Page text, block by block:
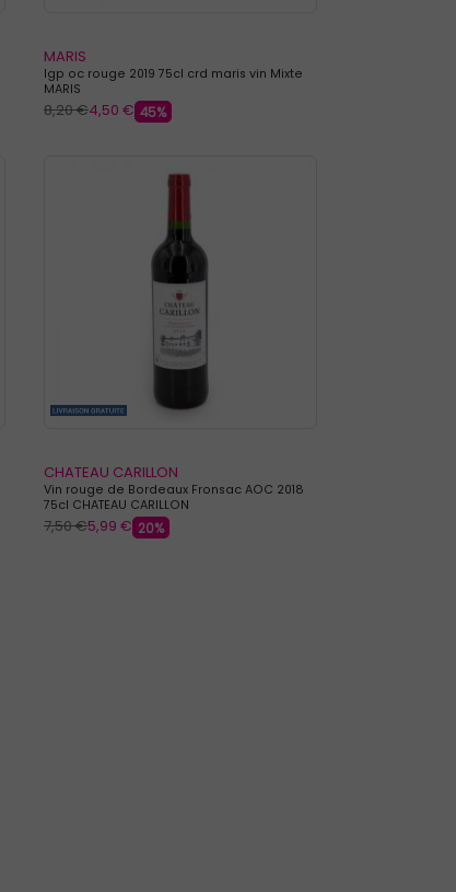
MARIS
Igp oc rouge 2019 75cl crd maris vin Mixte
MARIS
8,20 €4,50 € 45%
CHATEAU CARILLON
Vin rouge de Bordeaux Fronsac AOC 2018
75cl CHATEAU CARILLON
7,50 €5,99 € 20%